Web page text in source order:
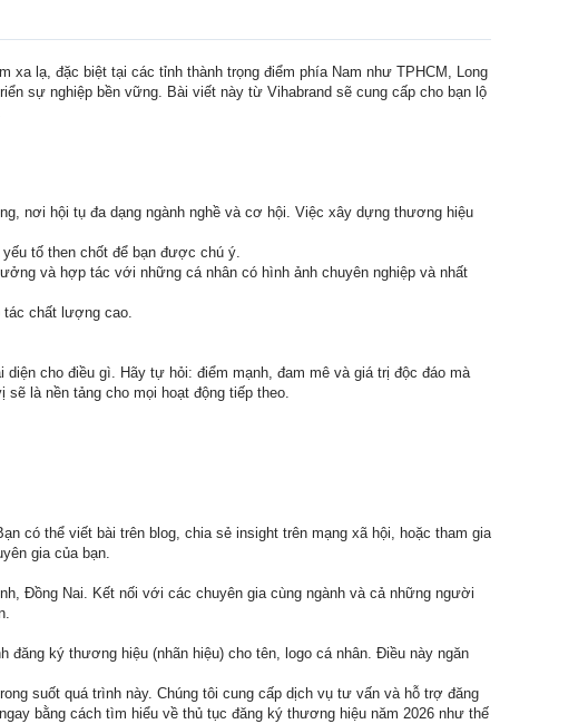
xa lạ, đặc biệt tại các tỉnh thành trọng điểm phía Nam như TPHCM, Long
sự nghiệp bền vững. Bài viết này từ Vihabrand sẽ cung cấp cho bạn lộ
nơi hội tụ đa dạng ngành nghề và cơ hội. Việc xây dựng thương hiệu
tố then chốt để bạn được chú ý.
và hợp tác với những cá nhân có hình ảnh chuyên nghiệp và nhất
chất lượng cao.
cho điều gì. Hãy tự hỏi: điểm mạnh, đam mê và giá trị độc đáo mà
là nền tảng cho mọi hoạt động tiếp theo.
có thể viết bài trên blog, chia sẻ insight trên mạng xã hội, hoặc tham gia
gia của bạn.
Đồng Nai. Kết nối với các chuyên gia cùng ngành và cả những người
ký thương hiệu (nhãn hiệu) cho tên, logo cá nhân. Điều này ngăn
suốt quá trình này. Chúng tôi cung cấp dịch vụ tư vấn và hỗ trợ đăng
bằng cách tìm hiểu về thủ tục đăng ký thương hiệu năm 2026 như thế